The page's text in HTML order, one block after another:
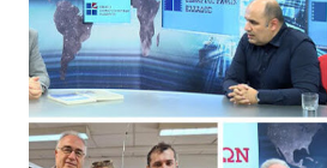
μεγάλωσε στον Πειραιά. Αποφοίτησε
Αριστοτελείου Πανεπιστημίου
σπουδές στη μουσική, την ιστορία της
στην Ελλάδα και το εξωτερικό. Από το
πολιτιστική δημοσιογραφία και